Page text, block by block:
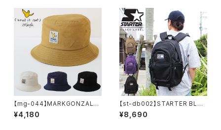
い おしゃれ
【mg-044】MARKGONZALES
(ワットイットイズント) アートバ
イ マークゴンザレス 刺繍 バケ
¥4,180
【st-db002】STARTER BLAC
K LABEL (スターターブラックレ
ーベル) メッシュポケット BACK
¥8,690